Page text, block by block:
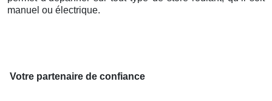
manuel ou électrique.
Votre partenaire de confiance